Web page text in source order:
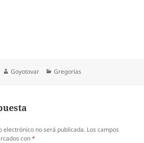
Autor
Goyotovar Categorías
Gregorías
electrónico no será publicada. Los campos
con*